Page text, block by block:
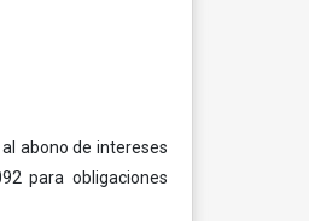
abono de intereses
para obligaciones